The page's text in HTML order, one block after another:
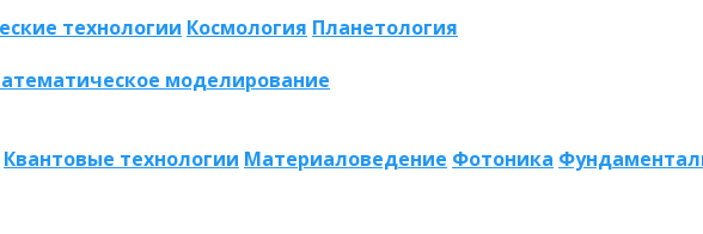
технологии Космология Планетология
моделирование
Квантовые технологии Материаловедение Фотоника